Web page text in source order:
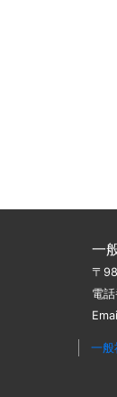
一
〒
電
一般